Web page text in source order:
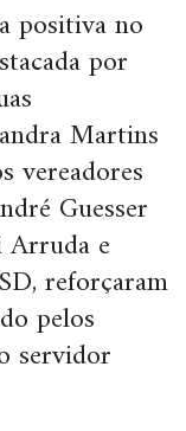
positiva no
por
Martins
vereadores
Guesser
e
reforçaram
pelos
servidor